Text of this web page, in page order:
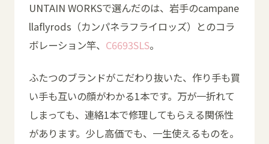
UNTAIN WORKSで選んだのは、岩手のcampane
llaflyrods（カンパネラフライロッズ）とのコラ
ボレーション竿、 C6693SLS。
ふたつのブランドがこだわり抜いた、作り手も買
い手も互いの顔がわかる1本です。万が一折れて
しまっても、連絡1本で修理してもらえる関係性
があります。少し高価でも、一生使えるものを。